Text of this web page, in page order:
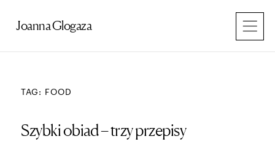
Joanna Glogaza
TAG: FOOD
Szybki obiad – trzy przepisy